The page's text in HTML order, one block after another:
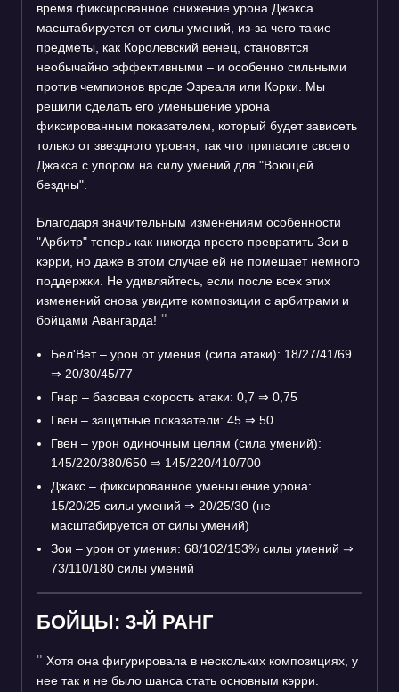
время фиксированное снижение урона Джакса
масштабируется от силы умений, из-за чего такие
предметы, как Королевский венец, становятся
необычайно эффективными – и особенно сильными
против чемпионов вроде Эзреаля или Корки. Мы
решили сделать его уменьшение урона
фиксированным показателем, который будет зависеть
только от звездного уровня, так что припасите своего
Джакса с упором на силу умений для "Воющей
бездны".
Благодаря значительным изменениям особенности
"Арбитр" теперь как никогда просто превратить Зои в
кэрри, но даже в этом случае ей не помешает немного
поддержки. Не удивляйтесь, если после всех этих
изменений снова увидите композиции с арбитрами и
бойцами Авангарда!
Бел'Вет – урон от умения (сила атаки): 18/27/41/69
⇒ 20/30/45/77
Гнар – базовая скорость атаки: 0,7 ⇒ 0,75
Гвен – защитные показатели: 45 ⇒ 50
Гвен – урон одиночным целям (сила умений):
145/220/380/650 ⇒ 145/220/410/700
Джакс – фиксированное уменьшение урона:
15/20/25 силы умений ⇒ 20/25/30 (не
масштабируется от силы умений)
Зои – урон от умения: 68/102/153% силы умений ⇒
73/110/180 силы умений
БОЙЦЫ: 3-Й РАНГ
Хотя она фигурировала в нескольких композициях, у
нее так и не было шанса стать основным кэрри.